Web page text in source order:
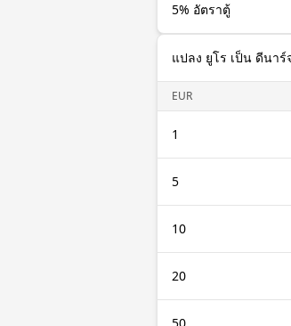
5% อัตราตู้
แปลง ยูโร เป็น ดีนา
EUR
1
5
10
20